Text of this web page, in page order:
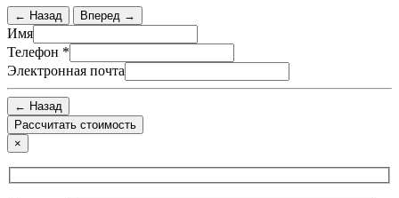
← Назад Вперед →
Имя
Телефон *
Электронная почта
← Назад
×